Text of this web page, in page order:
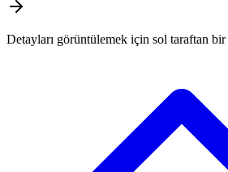
Detayları görüntülemek için sol taraftan